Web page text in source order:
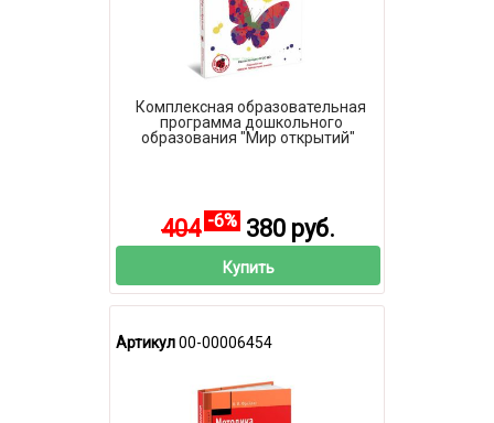
Комплексная образовательная
программа дошкольного
образования "Мир открытий"
404 -6% 380 руб.
Купить
Артикул00-00006454